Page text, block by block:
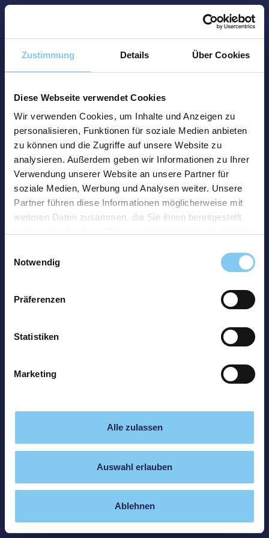
Zustimmung Details Über Cookies
Diese Webseite verwendet Cookies
Wir verwenden Cookies, um Inhalte und Anzeigen zu
personalisieren, Funktionen für soziale Medien anbieten
zu können und die Zugriffe auf unsere Website zu
analysieren. Außerdem geben wir Informationen zu Ihrer
Verwendung unserer Website an unsere Partner für
soziale Medien, Werbung und Analysen weiter. Unsere
Partner führen diese Informationen möglicherweise mit
weiteren Daten zusammen, die Sie ihnen bereitgestellt
Notwendig
Präferenzen
Statistiken
Marketing
Alle zulassen
Auswahl erlauben
Ablehnen